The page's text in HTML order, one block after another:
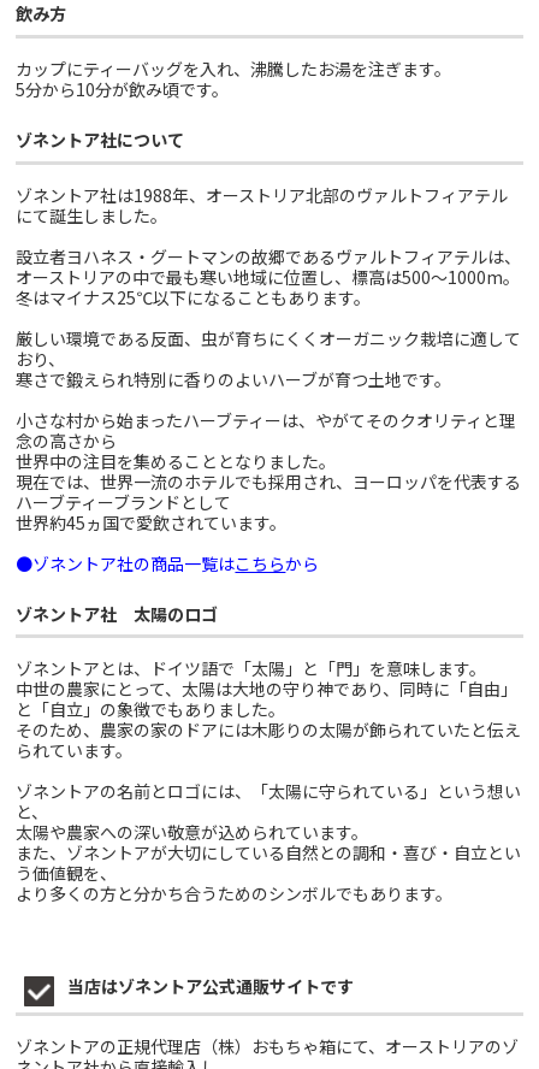
飲み方
カップにティーバッグを入れ、沸騰したお湯を注ぎます。
5分から10分が飲み頃です。
ゾネントア社について
ゾネントア社は1988年、オーストリア北部のヴァルトフィアテル
にて誕生しました。
設立者ヨハネス・グートマンの故郷であるヴァルトフィアテルは、
オーストリアの中で最も寒い地域に位置し、標高は500～1000m。
冬はマイナス25℃以下になることもあります。
厳しい環境である反面、虫が育ちにくくオーガニック栽培に適して
おり、
寒さで鍛えられ特別に香りのよいハーブが育つ土地です。
小さな村から始まったハーブティーは、やがてそのクオリティと理
念の高さから
世界中の注目を集めることとなりました。
現在では、世界一流のホテルでも採用され、ヨーロッパを代表する
ハーブティーブランドとして
世界約45ヵ国で愛飲されています。
●ゾネントア社の商品一覧はこちらから
ゾネントア社 太陽のロゴ
ゾネントアとは、ドイツ語で「太陽」と「門」を意味します。
中世の農家にとって、太陽は大地の守り神であり、同時に「自由」
と「自立」の象徴でもありました。
そのため、農家の家のドアには木彫りの太陽が飾られていたと伝え
られています。
ゾネントアの名前とロゴには、「太陽に守られている」という想い
と、
太陽や農家への深い敬意が込められています。
また、ゾネントアが大切にしている自然との調和・喜び・自立とい
う価値観を、
より多くの方と分かち合うためのシンボルでもあります。
当店はゾネントア公式通販サイトです
ゾネントアの正規代理店（株）おもちゃ箱にて、オーストリアのゾ